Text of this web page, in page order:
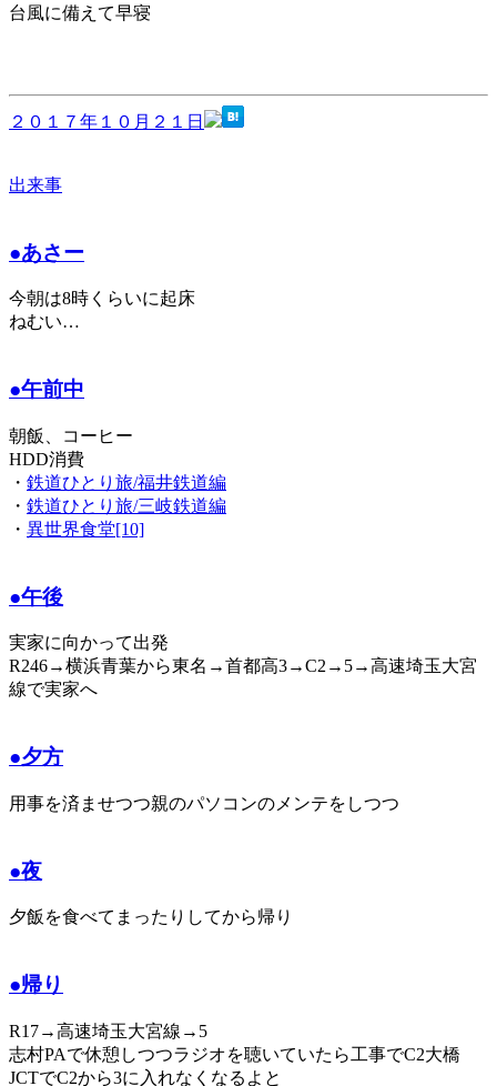
台風に備えて早寝
２０１７年１０月２１日
出来事
●あさー
今朝は8時くらいに起床
ねむい…
●午前中
朝飯、コーヒー
HDD消費
・ 鉄道ひとり旅/福井鉄道編
・ 鉄道ひとり旅/三岐鉄道編
・ 異世界食堂[10]
●午後
実家に向かって出発
R246→横浜青葉から東名→首都高3→C2→5→高速埼玉大宮
線で実家へ
●夕方
用事を済ませつつ親のパソコンのメンテをしつつ
●夜
夕飯を食べてまったりしてから帰り
●帰り
R17→高速埼玉大宮線→5
志村PAで休憩しつつラジオを聴いていたら工事でC2大橋
JCTでC2から3に入れなくなるよと